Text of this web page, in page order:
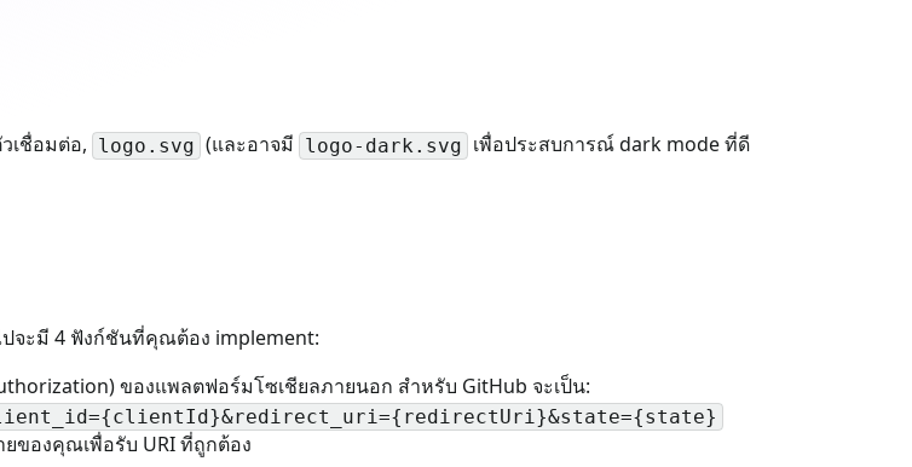
เชื่อมต่อ, logo.svg (และอาจมี logo-dark.svg เพื่อประสบการณ์ dark mode ที่ดี
จะมี 4 ฟังก์ชันที่คุณต้อง implement:
ของแพลตฟอร์มโซเชียลภายนอก สำหรับ GitHub จะเป็น:
ของคุณเพื่อรับ URI ที่ถูกต้อง